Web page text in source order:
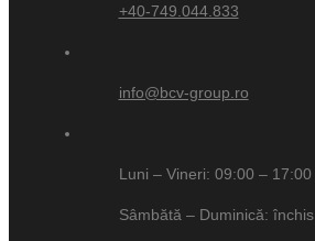
+40-749.044.833
info@bcv-group.ro
Luni – Vineri: 09:00 – 17:00
Sâmbătă – Duminică: închis